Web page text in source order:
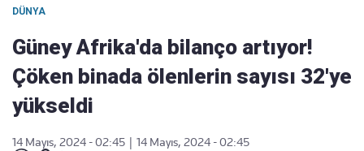
DÜNYA
Güney Afrika'da bilanço artıyor!
Çöken binada ölenlerin sayısı 32'ye
yükseldi
14 Mayıs, 2024 - 02:45
14 Mayıs, 2024 - 02:45